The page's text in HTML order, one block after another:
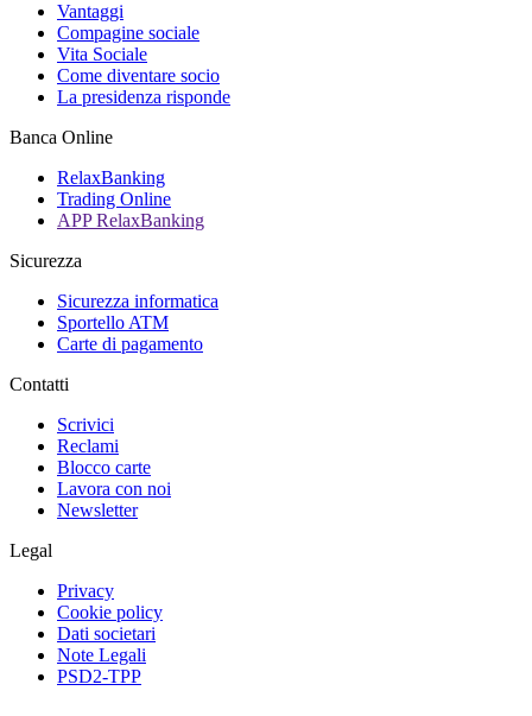
Vantaggi
Compagine sociale
Vita Sociale
Come diventare socio
La presidenza risponde
Banca Online
RelaxBanking
Trading Online
APP RelaxBanking
Sicurezza
Sicurezza informatica
Sportello ATM
Carte di pagamento
Contatti
Scrivici
Reclami
Blocco carte
Lavora con noi
Newsletter
Legal
Privacy
Cookie policy
Dati societari
Note Legali
PSD2-TPP